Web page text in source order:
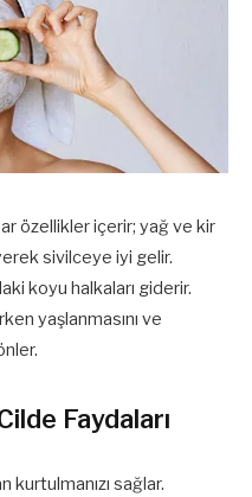
özellikler içerir; yağ ve kir
sivilceye iyi gelir.
koyu halkaları giderir.
yaşlanmasını ve
Faydaları
kurtulmanızı sağlar.